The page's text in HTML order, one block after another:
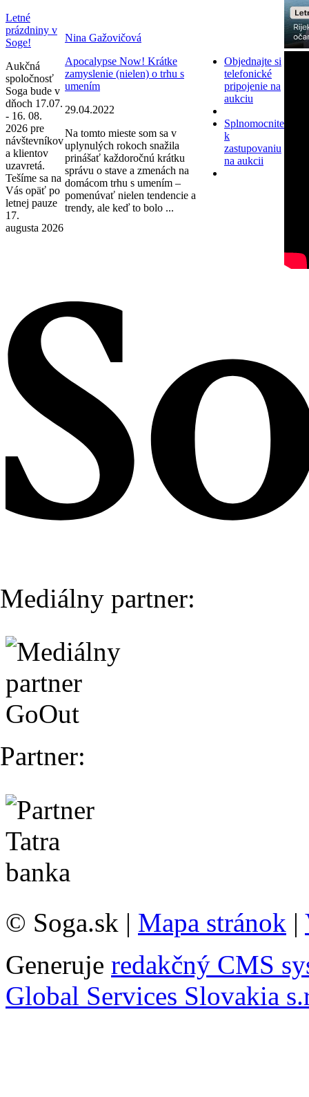
Letné
prázdniny v
Soge!
Aukčná
spoločnosť
Soga bude v
dňoch 17.07.
- 16. 08.
2026 pre
návštevníkov
a klientov
uzavretá.
Tešíme sa na
Vás opäť po
letnej pauze
17.
augusta 2026
Nina Gažovičová
Apocalypse Now! Krátke
zamyslenie (nielen) o trhu s
umením
29.04.2022
Na tomto mieste som sa v
uplynulých rokoch snažila
prinášať každoročnú krátku
správu o stave a zmenách na
domácom trhu s umením –
pomenúvať nielen tendencie a
trendy, ale keď to bolo ...
Objednajte si
telefonické
pripojenie na
aukciu
Splnomocnite
k
zastupovaniu
na aukcii
Mediálny partner:
Partner:
© Soga.sk | Mapa stránok |
Generuje redakčný CMS
Global Services Slovakia